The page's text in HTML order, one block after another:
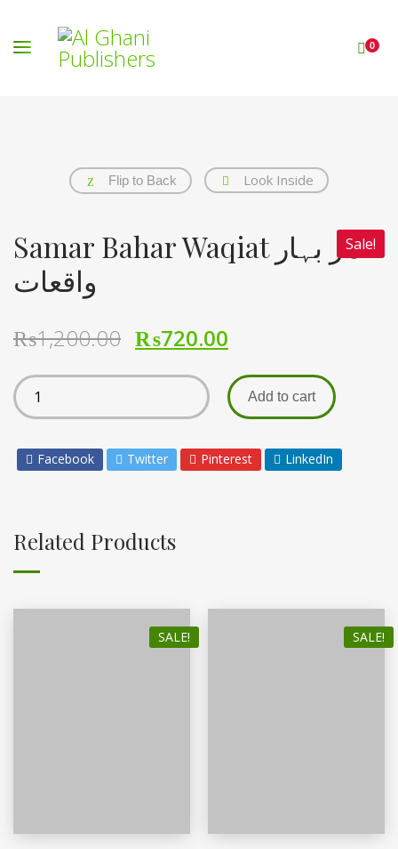
0
Flip to Back Look Inside
Sale!
Samar Bahar Waqiat ثمر بہار
واقعات
₨1,200.00 ₨720.00
Add to cart
Facebook Twitter Pinterest LinkedIn
Related Products
SALE! SALE!